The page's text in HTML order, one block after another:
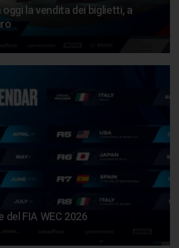
oggi la vendita dei biglietti, a
del FIA WEC 2026